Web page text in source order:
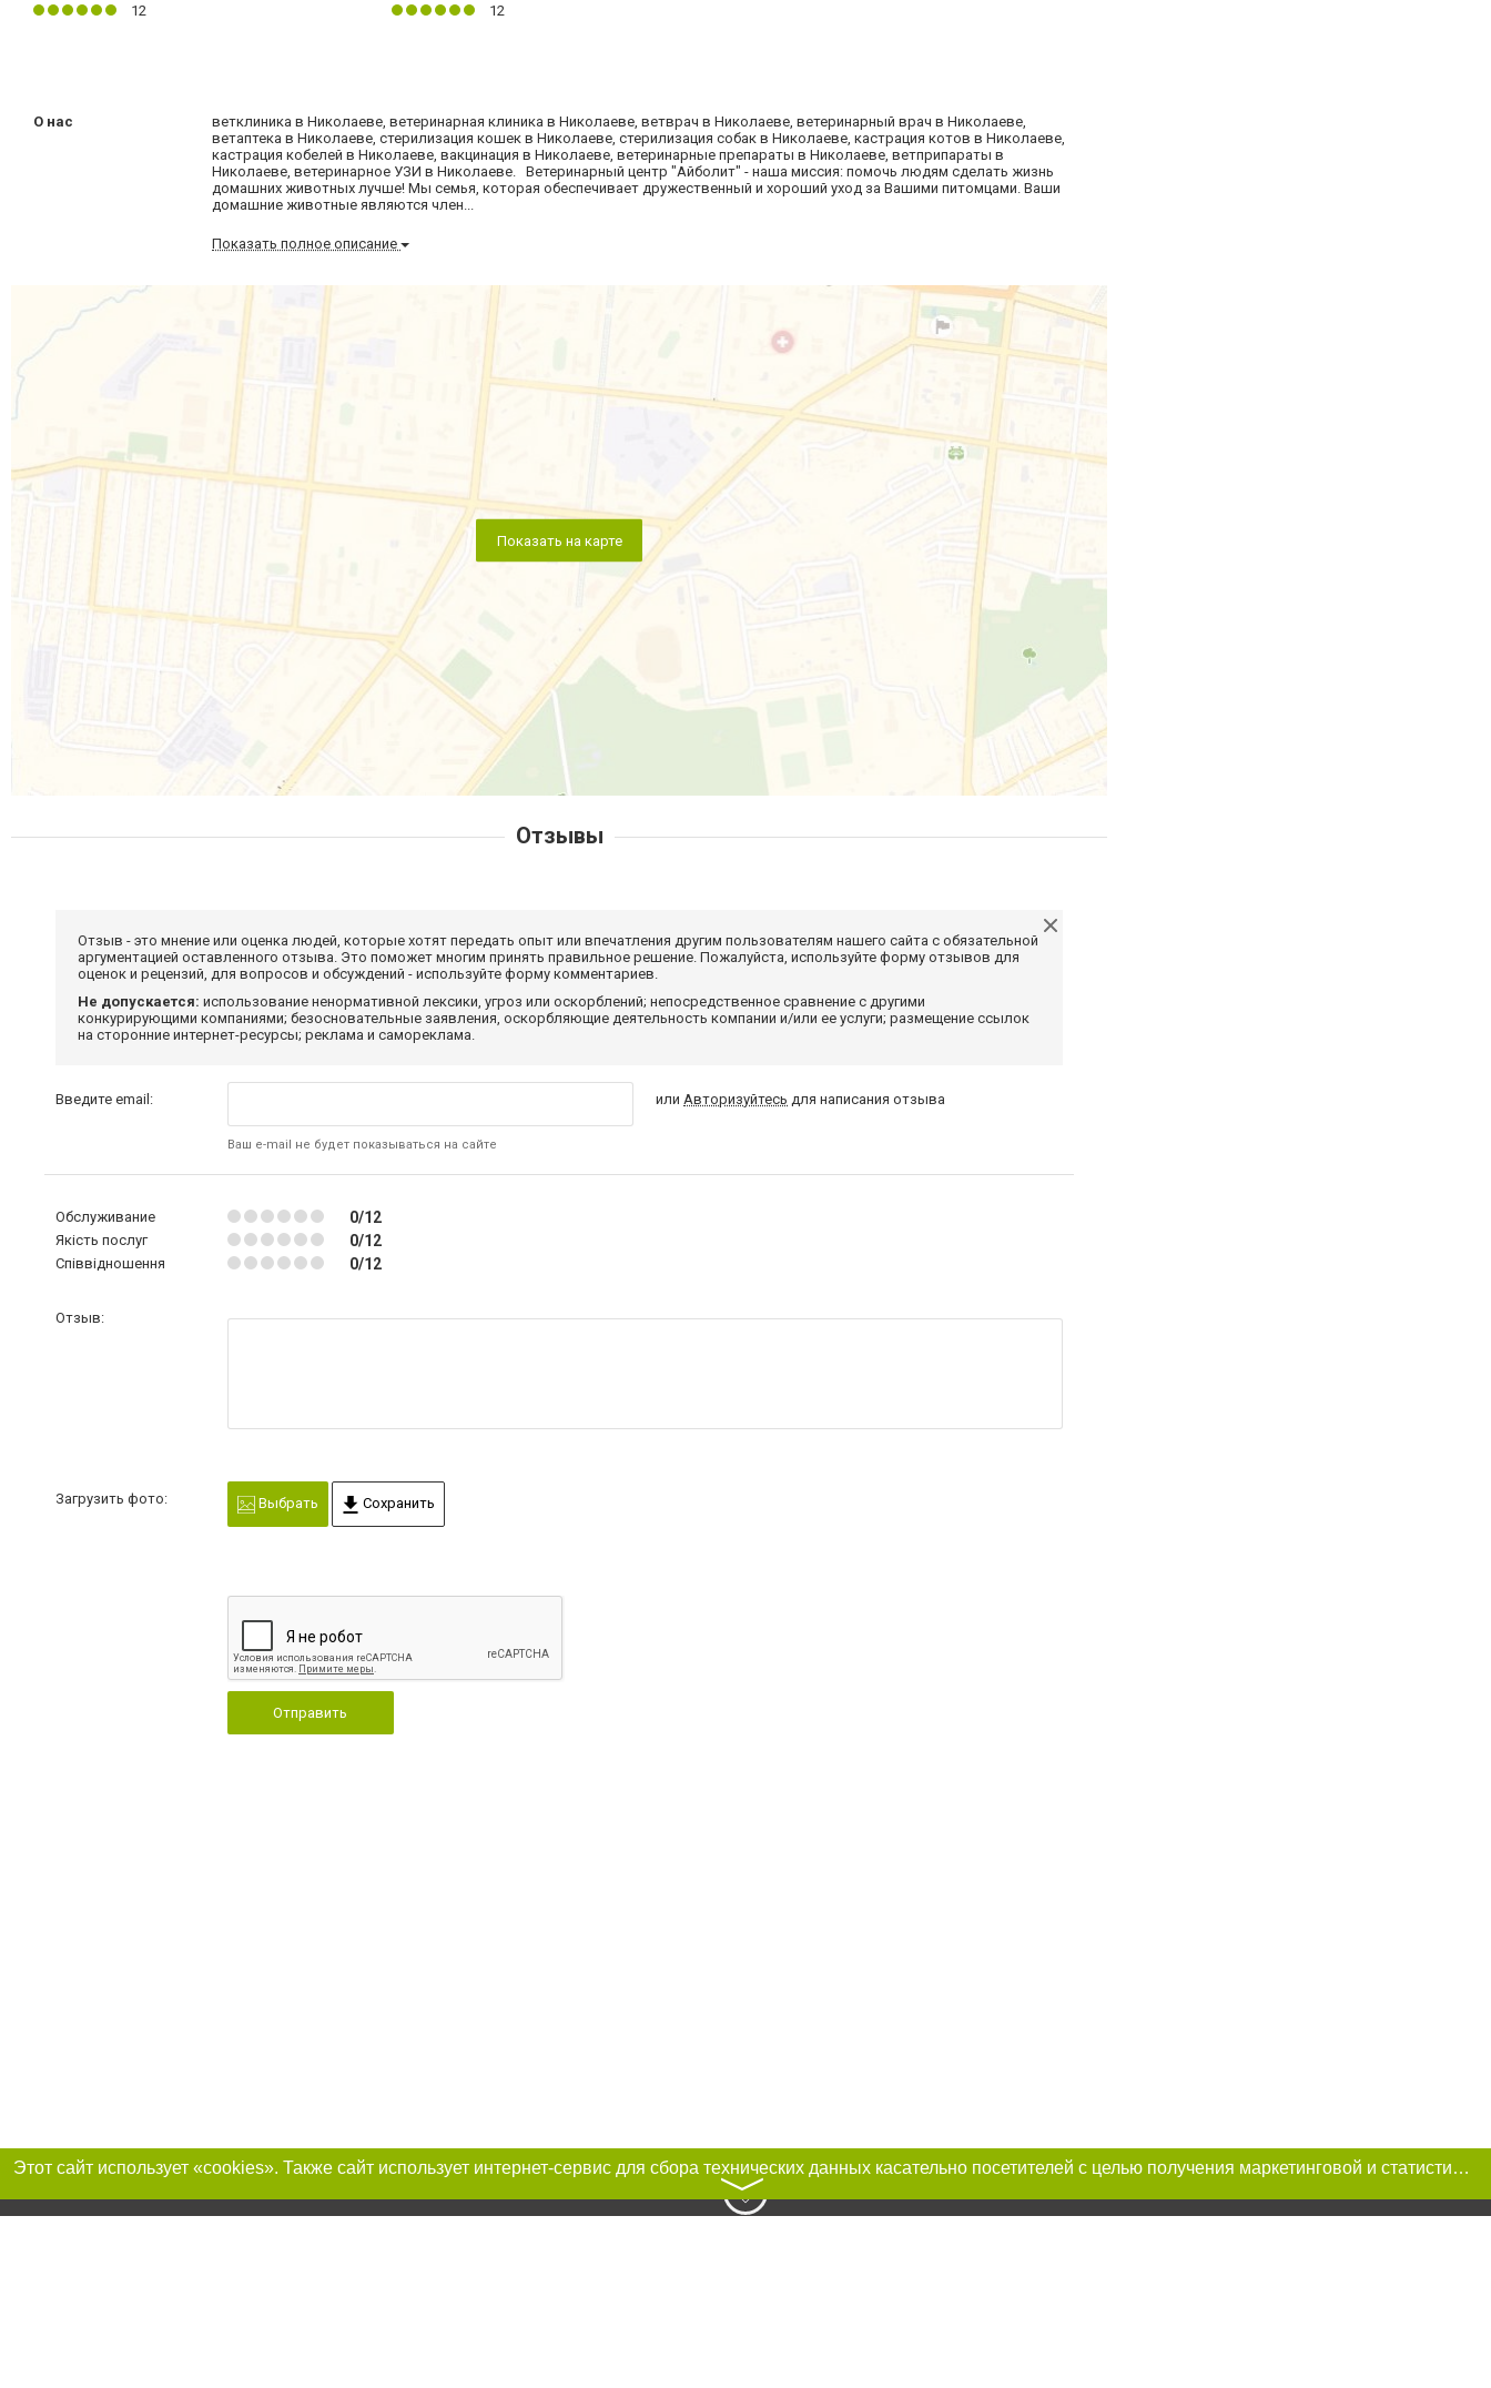
12 12
О нас
ветклиника в Николаеве, ветеринарная клиника в Николаеве, ветврач в Николаеве, ветеринарный врач в Николаеве,
ветаптека в Николаеве, стерилизация кошек в Николаеве, стерилизация собак в Николаеве, кастрация котов в Николаеве,
кастрация кобелей в Николаеве, вакцинация в Николаеве, ветеринарные препараты в Николаеве, ветприпараты в
Николаеве, ветеринарное УЗИ в Николаеве. Ветеринарный центр "Айболит" - наша миссия: помочь людям сделать жизнь
домашних животных лучше! Мы семья, которая обеспечивает дружественный и хороший уход за Вашими питомцами. Ваши
домашние животные являются член...
Показать полное описание
Показать на карте
Отзывы
Отзыв - это мнение или оценка людей, которые хотят передать опыт или впечатления другим пользователям нашего сайта с обязательной
аргументацией оставленного отзыва. Это поможет многим принять правильное решение. Пожалуйста, используйте форму отзывов для
оценок и рецензий, для вопросов и обсуждений - используйте форму комментариев.
Не допускается: использование ненормативной лексики, угроз или оскорблений; непосредственное сравнение с другими
конкурирующими компаниями; безосновательные заявления, оскорбляющие деятельность компании и/или ее услуги; размещение ссылок
на сторонние интернет-ресурсы; реклама и самореклама.
Введите email:
Ваш e-mail не будет показываться на сайте
илиАвторизуйтесь для написания отзыва
Обслуживание 0/12
Якість послуг 0/12
Співвідношення 0/12
Отзыв:
Загрузить фото: Выбрать Сохранить
Отправить
Этот сайт использует «cookies». Также сайт использует интернет-сервис для сбора технических данных касательно посетителей с целью получения маркетинговой и статистической информации. Условия обработки данных посетителей сайта см.
〉